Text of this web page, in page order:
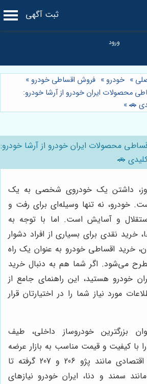
ثبت آگهی
» خودرو » فروش اقساطی خودرو »
محصولات ایران خودرو از آرشا خودرو:
🚗
»
محصولات ایران خودرو از آرشا خودرو:
🚗
داشتن یک خودروی شخصی به یک
خودرو، نه تنها وسیله‌ای برای رفت و
و آسایش است. اما با توجه به
خرید نقدی برای بسیاری از افراد دشوار
خرید اقساطی خودرو به عنوان یک راه
می‌شود. اگر شما هم به دنبال خرید
خودرو هستید، این راهنمای جامع از
مورد نیاز شما را در اختیارتان قرار
بزرگترین خودروساز داخلی، طیف
با کیفیت و قیمت مناسب به بازار عرضه
می‌کند. از خودروهای اقتصادی مانند پژو 206 و 207 گرفته تا
سمند و دنا، ایران خودرو نیازهای